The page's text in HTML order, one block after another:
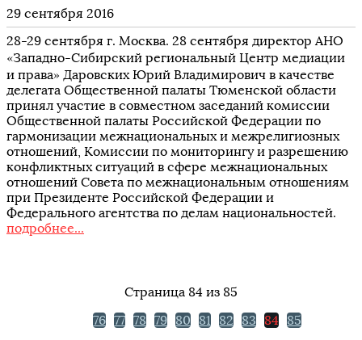
29 сентября 2016
28-29 сентября г. Москва. 28 сентября директор АНО
«Западно-Сибирский региональный Центр медиации
и права» Даровских Юрий Владимирович в качестве
делегата Общественной палаты Тюменской области
принял участие в совместном заседаний комиссии
Общественной палаты Российской Федерации по
гармонизации межнациональных и межрелигиозных
отношений, Комиссии по мониторингу и разрешению
конфликтных ситуаций в сфере межнациональных
отношений Совета по межнациональным отношениям
при Президенте Российской Федерации и
Федерального агентства по делам национальностей.
подробнее...
Страница 84 из 85
76 77 78 79 80 81 82 83 84 85